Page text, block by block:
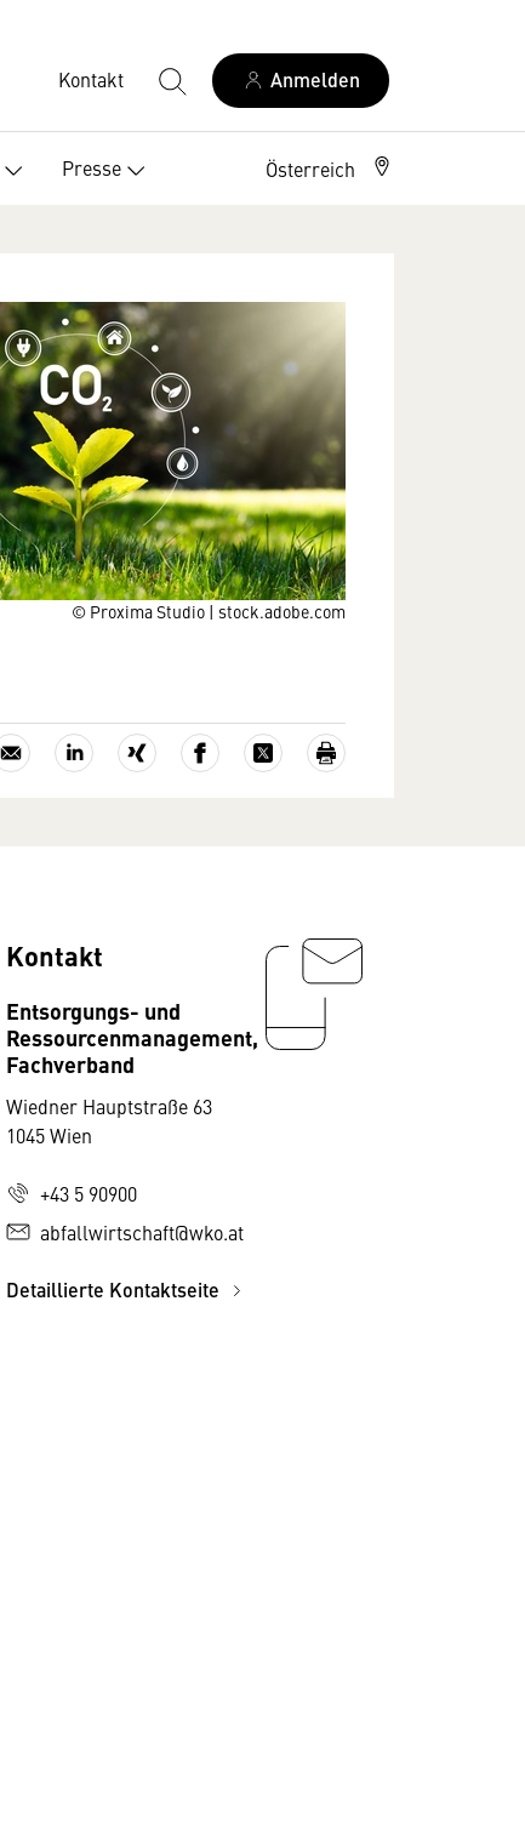
Kontakt Anmelden
Presse Österreich
© Proxima Studio | stock.adobe.com
Kontakt
Entsorgungs- und
Ressourcenmanagement,
Fachverband
Wiedner Hauptstraße 63
1045 Wien
+43 5 90900
abfallwirtschaft@wko.at
Detaillierte Kontaktseite